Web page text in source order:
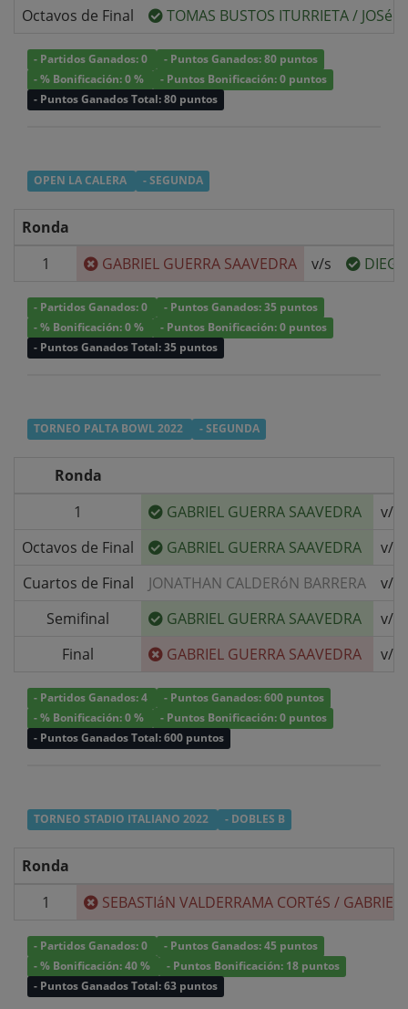
Octavos de Final TOMAS BUSTOS ITURRIETA/ JOSé
- Partidos Ganados: 0
- Puntos Ganados: 80 puntos
- % Bonificación: 0 %
- Puntos Bonificación: 0 puntos
- Puntos Ganados Total: 80 puntos
OPEN LA CALERA - SEGUNDA
Ronda
1
GABRIEL GUERRA SAAVEDRA v/s
- Partidos Ganados: 0
- Puntos Ganados: 35 puntos
- % Bonificación: 0 %
- Puntos Bonificación: 0 puntos
- Puntos Ganados Total: 35 puntos
TORNEO PALTA BOWL 2022 - SEGUNDA
Ronda
1
GABRIEL GUERRA SAAVEDRA
v/s
Octavos de Final
GABRIEL GUERRA SAAVEDRA
v/s
Cuartos de Final
JONATHAN CALDERóN BARRERA
v/s
Semifinal
GABRIEL GUERRA SAAVEDRA
v/s
Final
GABRIEL GUERRA SAAVEDRA v/s
- Partidos Ganados: 4
- Puntos Ganados: 600 puntos
- % Bonificación: 0 %
- Puntos Bonificación: 0 puntos
- Puntos Ganados Total: 600 puntos
TORNEO STADIO ITALIANO 2022 - DOBLES B
Ronda
1
SEBASTIáN VALDERRAMA CORTéS / GABRIEL
- Partidos Ganados: 0
- Puntos Ganados: 45 puntos
- % Bonificación: 40 %
- Puntos Bonificación: 18 puntos
- Puntos Ganados Total: 63 puntos